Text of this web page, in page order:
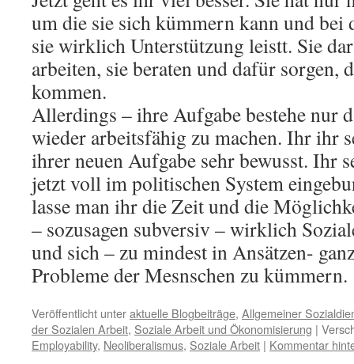
um die sie sich kümmern kann und bei
sie wirklich Unterstützung leistt. Sie
arbeiten, sie beraten und dafür sorgen,
kommen.
Allerdings – ihre Aufgabe bestehe nur
wieder arbeitsfähig zu machen. Ihr ihr
ihrer neuen Aufgabe sehr bewusst. Ihr
jetzt voll im politischen System
lasse man ihr die Zeit und die
– sozusagen subversiv – wirklich
und sich – zu mindest in Ansätzen-
Probleme der Mesnschen zu kümmern.
Veröffentlicht unteraktuelle Blogbeiträge, Allgemeiner
der Sozialen Arbeit, Soziale Arbeit und Ökonomisierung |
Employability, Neoliberalismus, Soziale Arbeit | Kommentar